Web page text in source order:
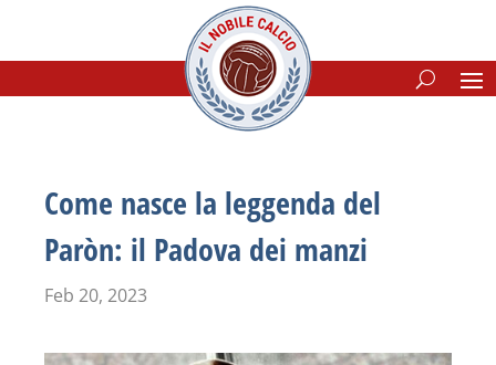
Come nasce la leggenda del
Paròn: il Padova dei manzi
Feb 20, 2023